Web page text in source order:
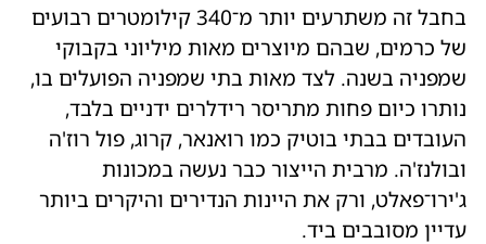
בחבל זה משתרעים יותר מ־340 קילומטרים רבועים
של כרמים, שבהם מיוצרים מאות מיליוני בקבוקי
שמפניה בשנה. לצד מאות בתי שמפניה הפועלים בו,
נותרו כיום פחות מתריסר רידלרים ידניים בלבד,
העובדים בבתי בוטיק כמו רואנאר, קרוג, פול רוז'ה
ובולנז'ה. מרבית הייצור כבר נעשה במכונות
ג'ירו־פאלט, ורק את היינות הנדירים והיקרים ביותר
עדיין מסובבים ביד.